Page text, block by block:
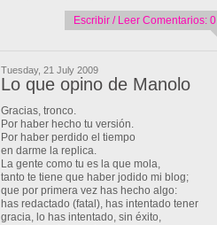
Escribir / Leer Comentarios: 0
Tuesday, 21 July 2009
Lo que opino de Manolo
Gracias, tronco.
Por haber hecho tu versión.
Por haber perdido el tiempo
en darme la replica.
La gente como tu es la que mola,
tanto te tiene que haber jodido mi blog;
que por primera vez has hecho algo:
has redactado (fatal), has intentado tener
gracia, lo has intentado, sin éxito,